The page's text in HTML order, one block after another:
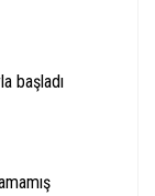
başladı